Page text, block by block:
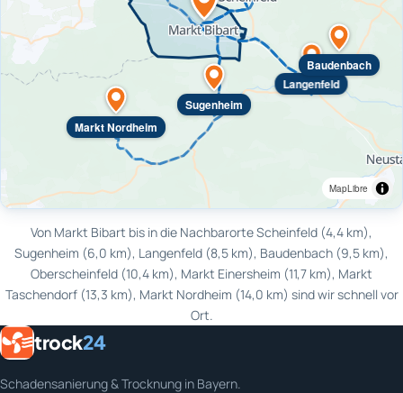
Sugenheim
Langenfeld
Markt Nordheim
Baudenbach
MapLibre
Von Markt Bibart bis in die Nachbarorte Scheinfeld (4,4 km),
Sugenheim (6,0 km), Langenfeld (8,5 km), Baudenbach (9,5 km),
Oberscheinfeld (10,4 km), Markt Einersheim (11,7 km), Markt
Taschendorf (13,3 km), Markt Nordheim (14,0 km) sind wir schnell vor
Ort.
trock24
Schadensanierung & Trocknung in Bayern.